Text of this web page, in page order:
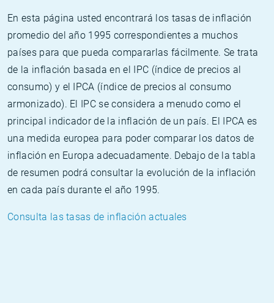
En esta página usted encontrará los tasas de inflación
promedio del año 1995 correspondientes a muchos
países para que pueda compararlas fácilmente. Se trata
de la inflación basada en el IPC (índice de precios al
consumo) y el IPCA (índice de precios al consumo
armonizado). El IPC se considera a menudo como el
principal indicador de la inflación de un país. El IPCA es
una medida europea para poder comparar los datos de
inflación en Europa adecuadamente. Debajo de la tabla
de resumen podrá consultar la evolución de la inflación
en cada país durante el año 1995.
Consulta las tasas de inflación actuales